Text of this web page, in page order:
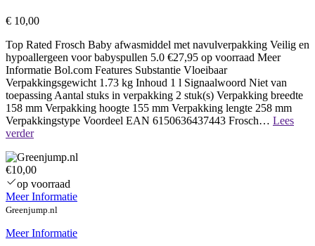
€ 10,00
Top Rated Frosch Baby afwasmiddel met navulverpakking Veilig en
hypoallergeen voor babyspullen 5.0 €27,95 op voorraad Meer
Informatie Bol.com Features Substantie Vloeibaar
Verpakkingsgewicht 1.73 kg Inhoud 1 l Signaalwoord Niet van
toepassing Aantal stuks in verpakking 2 stuk(s) Verpakking breedte
158 mm Verpakking hoogte 155 mm Verpakking lengte 258 mm
Verpakkingstype Voordeel EAN 6150636437443 Frosch… Lees
verderNaamloos
€10,00
op voorraad
Meer Informatie
Greenjump.nl
Meer Informatie